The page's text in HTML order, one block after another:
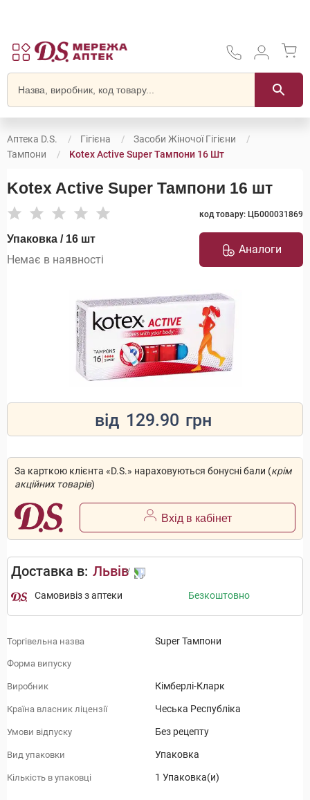
Аптека D.S. Гігієна
Засоби Жіночої Гігієни
Тампони
Kotex Active Super Тампони 16 Шт
Kotex Active Super Тампони 16 шт
код товару: ЦБ000031869
Упаковка / 16 шт
Немає в наявності
Аналоги
від 129.90 грн
За карткою клієнта «D.S.» нараховуються бонусні бали (крім
акційних товарів)
Вхід в кабінет
Доставка в: Львів
Самовивіз з аптеки Безкоштовно
Торгівельна назва Super Тампони
Форма випуску
Виробник Кімберлі-Кларк
Країна власник ліцензії Чеська Республіка
Умови відпуску Без рецепту
Вид упаковки Упаковка
Кількість в упаковці 1 Упаковка(и)